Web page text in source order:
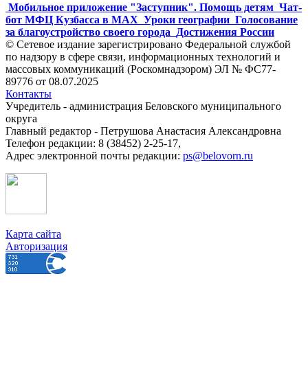
Мобильное приложение "Заступник". Помощь детям Чат-
бот МФЦ Кузбасса в MAX Уроки географии Голосование
за благоустройство своего города
Достижения России
© Сетевое издание зарегистрировано Федеральной службой
по надзору в сфере связи, информационных технологий и
массовых коммуникаций (Роскомнадзором) ЭЛ № ФС77-
89776 от 08.07.2025
Контакты
Учредитель - администрация Беловского муниципального
округа
Главный редактор - Петрушова Анастасия Александровна
Телефон редакции: 8 (38452) 2-25-17,
Адрес электронной почты редакции: ps@belovorn.ru
Карта сайта
Авторизация